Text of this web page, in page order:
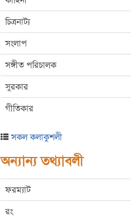
চিত্রনাট্য
সংলাপ
সঙ্গীত পরিচালক
সুরকার
গীতিকার
সকল কলাকুশলী
অন্যান্য তথ্যাবলী
ফরম্যাট
রং